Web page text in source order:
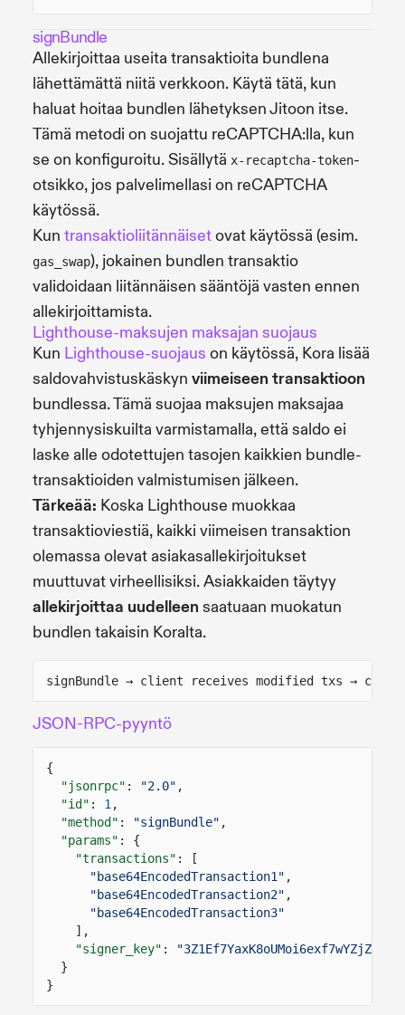
signBundle
Allekirjoittaa useita transaktioita bundlena
lähettämättä niitä verkkoon. Käytä tätä, kun
haluat hoitaa bundlen lähetyksen Jitoon itse.
Tämä metodi on suojattu reCAPTCHA:lla, kun
se on konfiguroitu. Sisällytä x-recaptcha-token-
otsikko, jos palvelimellasi on reCAPTCHA
käytössä.
Kun transaktioliitännäisetovat käytössä (esim.
gas_swap), jokainen bundlen transaktio
validoidaan liitännäisen sääntöjä vasten ennen
allekirjoittamista.
Lighthouse-maksujen maksajan suojaus
Kun Lighthouse-suojaus on käytössä, Kora lisää
saldovahvistuskäskyn viimeiseen transaktioon
bundlessa. Tämä suojaa maksujen maksajaa
tyhjennysiskuilta varmistamalla, että saldo ei
laske alle odotettujen tasojen kaikkien bundle-
transaktioiden valmistumisen jälkeen.
Tärkeää: Koska Lighthouse muokkaa
transaktioviestiä, kaikki viimeisen transaktion
olemassa olevat asiakasallekirjoitukset
muuttuvat virheellisiksi. Asiakkaiden täytyy
allekirjoittaa uudelleen saatuaan muokatun
bundlen takaisin Koralta.
signBundle → client receives modified txs →
JSON-RPC-pyyntö
{
"jsonrpc" : "2.0" ,
"id" : 1 ,
"method" : "signBundle" ,
"params" : {
"transactions" : [
"base64EncodedTransaction1" ,
"base64EncodedTransaction2" ,
"base64EncodedTransaction3"
],
"signer_key" :
}
}